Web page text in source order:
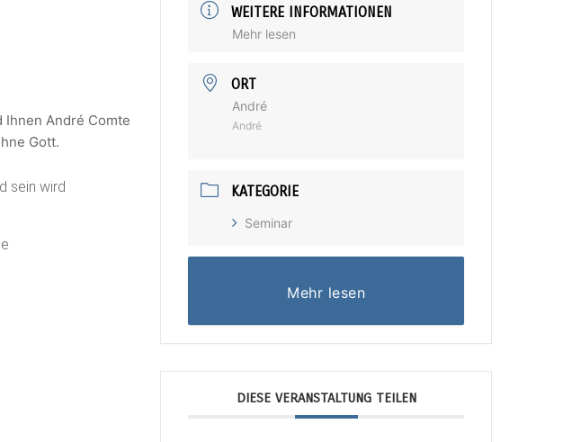
André Comte
Gott.
sein wird
WEITERE INFORMATIONEN
Mehr lesen
ORT
André
André
KATEGORIE
Seminar
Mehr lesen
DIESE VERANSTALTUNG TEILEN